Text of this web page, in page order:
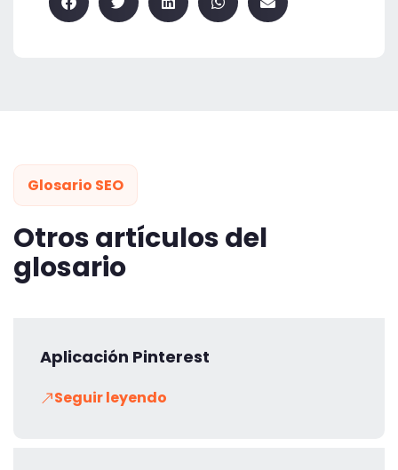
Glosario SEO
Otros artículos del
glosario
Aplicación Pinterest
Seguir leyendo